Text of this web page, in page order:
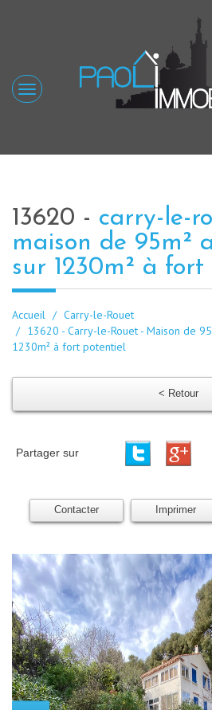
13620 - carry-le-
maison de 95m²
sur 1230m² à
Accueil
Carry-le-Rouet
13620 - Carry-le-Rouet - Maison de
1230m² à fort potentiel
< Retour
Partager sur
Contacter Imprimer